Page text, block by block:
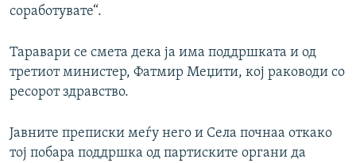
соработувате“.
Таравари се смета дека ја има поддршката и од
третиот министер, Фатмир Меџити, кој раководи со
ресорот здравство.
Јавните преписки меѓу него и Села почнаа откако
тој побара поддршка од партиските органи да